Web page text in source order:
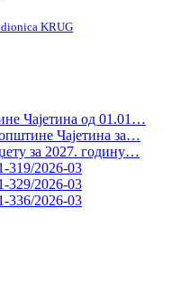
Чајетина од 01.01…
Чајетина за…
за 2027. годину…
319/2026-03
329/2026-03
336/2026-03